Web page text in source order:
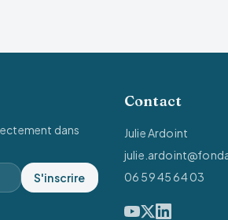
dans
S'inscrire
Contact
Julie Ardoint
06 59 45 64 03